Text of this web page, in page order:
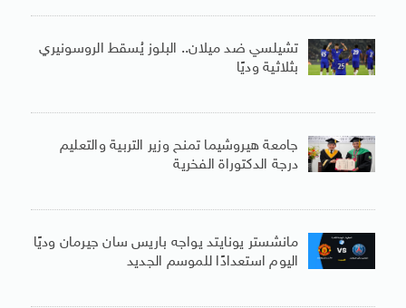
تشيلسي ضد ميلان.. البلوز يُسقط الروسونيري
بثلاثية وديًا
جامعة هيروشيما تمنح وزير التربية والتعليم
درجة الدكتوراة الفخرية
مانشستر يونايتد يواجه باريس سان جيرمان وديًا
اليوم استعدادًا للموسم الجديد